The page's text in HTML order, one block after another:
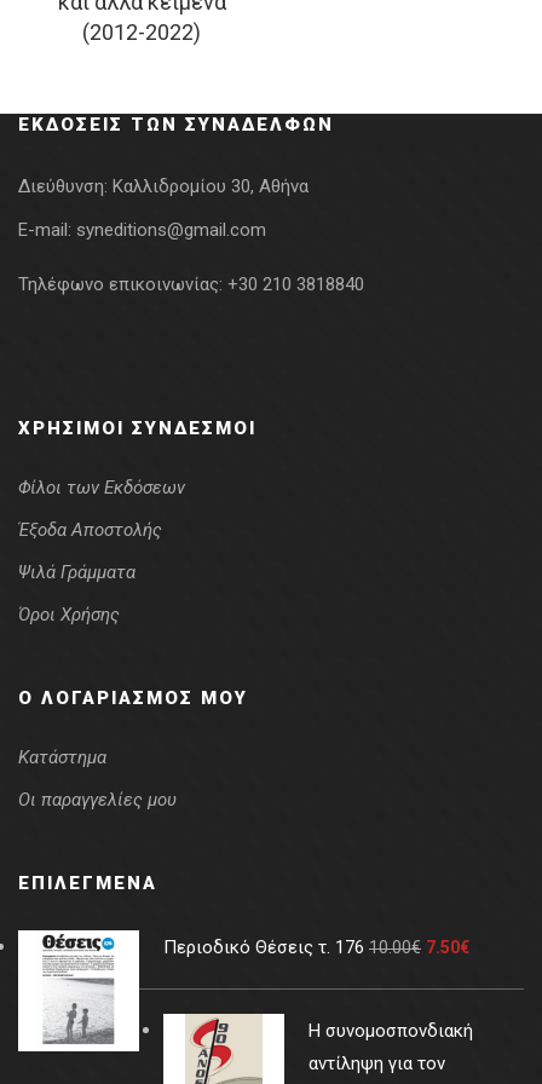
(2012-2022)
was:
18.00€.
τιμή
είναι:
ΕΚΔΌΣΕΙΣ ΤΩΝ ΣΥΝΑΔΈΛΦΩΝ
Διεύθυνση: Καλλιδρομίου 30, Αθήνα
E-mail: syneditions@gmail.com
Τηλέφωνο επικοινωνίας: +30 210 3818840
ΧΡΉΣΙΜΟΙ ΣΎΝΔΕΣΜΟΙ
Φίλοι των Εκδόσεων
Έξοδα Αποστολής
Ψιλά Γράμματα
Όροι Χρήσης
Ο ΛΟΓΑΡΙΑΣΜΌΣ ΜΟΥ
Κατάστημα
Οι παραγγελίες μου
ΕΠΙΛΕΓΜΈΝΑ
Περιοδικό Θέσεις τ. 176 10.00€ 7.50€
Η συνομοσπονδιακή
αντίληψη για τον